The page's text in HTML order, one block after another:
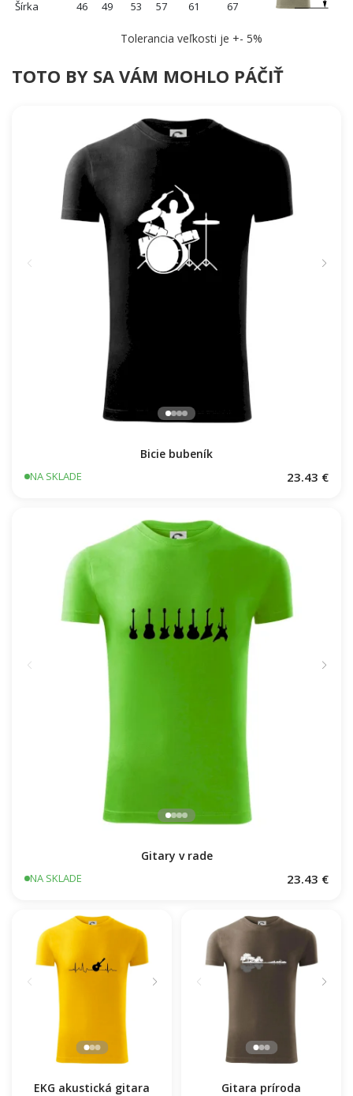
Šírka 46 49 53 57 61 67
Tolerancia veľkosti je +- 5%
TOTO BY SA VÁM MOHLO PÁČIŤ
Bicie bubeník
NA SKLADE 23.43 €
Gitary v rade
NA SKLADE 23.43 €
EKG akustická gitara Gitara príroda